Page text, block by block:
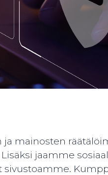
mainosten
jaamme
sivustoamme.